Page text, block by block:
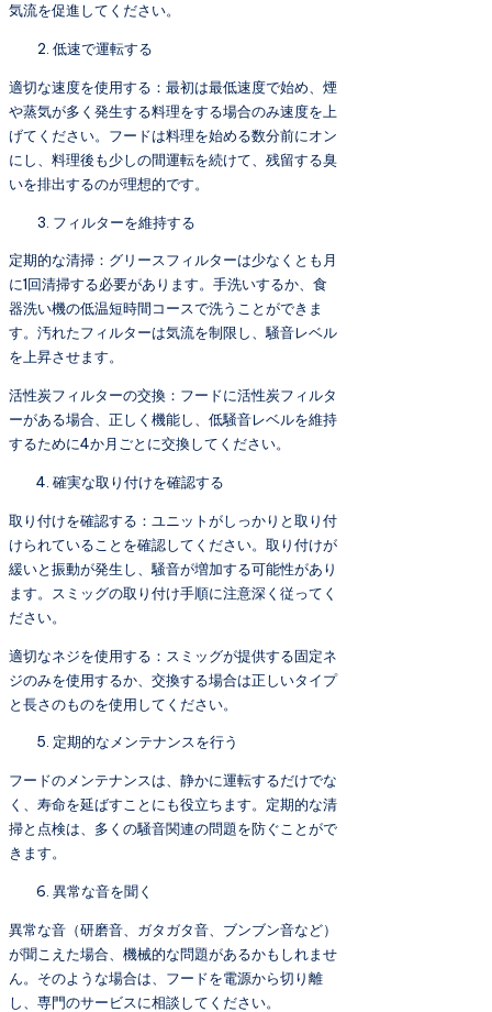
気流を促進してください。
低速で運転する
適切な速度を使用する：最初は最低速度で始め、煙
や蒸気が多く発生する料理をする場合のみ速度を上
げてください。フードは料理を始める数分前にオン
にし、料理後も少しの間運転を続けて、残留する臭
いを排出するのが理想的です。
フィルターを維持する
定期的な清掃：グリースフィルターは少なくとも月
に1回清掃する必要があります。手洗いするか、食
器洗い機の低温短時間コースで洗うことができま
す。汚れたフィルターは気流を制限し、騒音レベル
を上昇させます。
活性炭フィルターの交換：フードに活性炭フィルタ
ーがある場合、正しく機能し、低騒音レベルを維持
するために4か月ごとに交換してください。
確実な取り付けを確認する
取り付けを確認する：ユニットがしっかりと取り付
けられていることを確認してください。取り付けが
緩いと振動が発生し、騒音が増加する可能性があり
ます。スミッグの取り付け手順に注意深く従ってく
ださい。
適切なネジを使用する：スミッグが提供する固定ネ
ジのみを使用するか、交換する場合は正しいタイプ
と長さのものを使用してください。
定期的なメンテナンスを行う
フードのメンテナンスは、静かに運転するだけでな
く、寿命を延ばすことにも役立ちます。定期的な清
掃と点検は、多くの騒音関連の問題を防ぐことがで
きます。
異常な音を聞く
異常な音（研磨音、ガタガタ音、ブンブン音など）
が聞こえた場合、機械的な問題があるかもしれませ
ん。そのような場合は、フードを電源から切り離
し、専門のサービスに相談してください。